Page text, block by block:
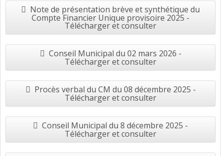
Note de présentation brève et synthétique du
Compte Financier Unique provisoire 2025 -
Télécharger et consulter
Conseil Municipal du 02 mars 2026 -
Télécharger et consulter
Procès verbal du CM du 08 décembre 2025 -
Télécharger et consulter
Conseil Municipal du 8 décembre 2025 -
Télécharger et consulter